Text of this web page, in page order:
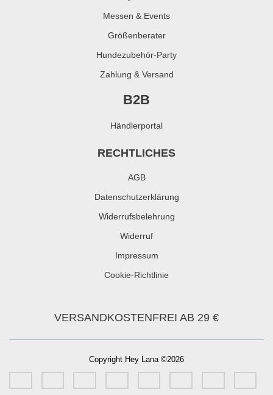
Messen & Events
Größenberater
Hundezubehör-Party
Zahlung & Versand
B2B
Händlerportal
RECHTLICHES
AGB
Datenschutzerklärung
Widerrufsbelehrung
Widerruf
Impressum
Cookie-Richtlinie
VERSANDKOSTENFREI AB 29 €
Copyright Hey Lana ©2026